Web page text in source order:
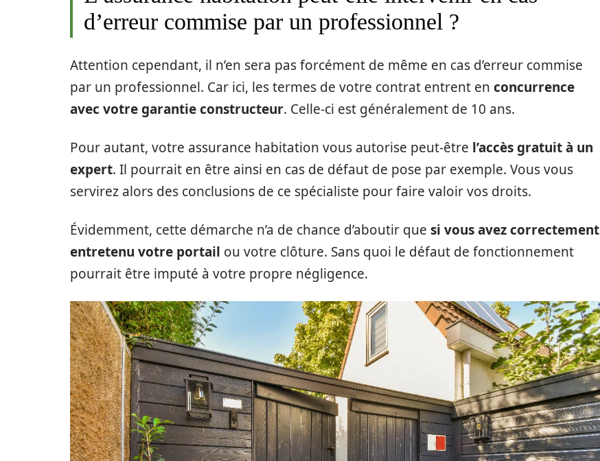
d’erreur commise par un professionnel ?
Attention cependant, il n’en sera pas forcément de même en cas d’erreur commise
par un professionnel. Car ici, les termes de votre contrat entrent en concurrence
avec votre garantie constructeur. Celle-ci est généralement de 10 ans.
Pour autant, votre assurance habitation vous autorise peut-être l’accès gratuit à un
expert. Il pourrait en être ainsi en cas de défaut de pose par exemple. Vous vous
servirez alors des conclusions de ce spécialiste pour faire valoir vos droits.
Évidemment, cette démarche n’a de chance d’aboutir que si vous avez correctement
entretenu votre portail ou votre clôture. Sans quoi le défaut de fonctionnement
pourrait être imputé à votre propre négligence.